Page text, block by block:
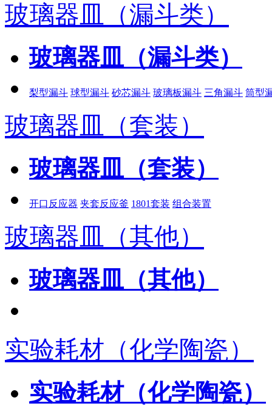
玻璃器皿（漏斗类）
玻璃器皿（漏斗类）
梨型漏斗 球型漏斗 砂芯漏斗 玻璃板漏斗 三角漏斗 筒型
玻璃器皿（套装）
玻璃器皿（套装）
开口反应器 夹套反应釜 1801套装 组合装置
玻璃器皿（其他）
玻璃器皿（其他）
实验耗材（化学陶瓷）
实验耗材（化学陶瓷）